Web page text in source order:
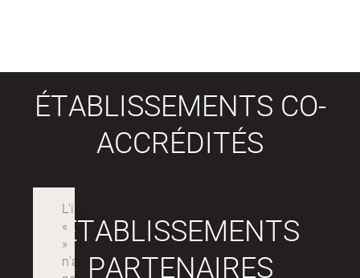
ÉTABLISSEMENTS CO-
ACCRÉDITÉS
ÉTABLISSEMENTS
PARTENAIRES